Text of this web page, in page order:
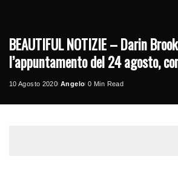
BEAUTIFUL NOTIZIE – Darin
l’appuntamento del 24 agosto,
10 Agosto 2020
Posted
Angelo 0 Min Read